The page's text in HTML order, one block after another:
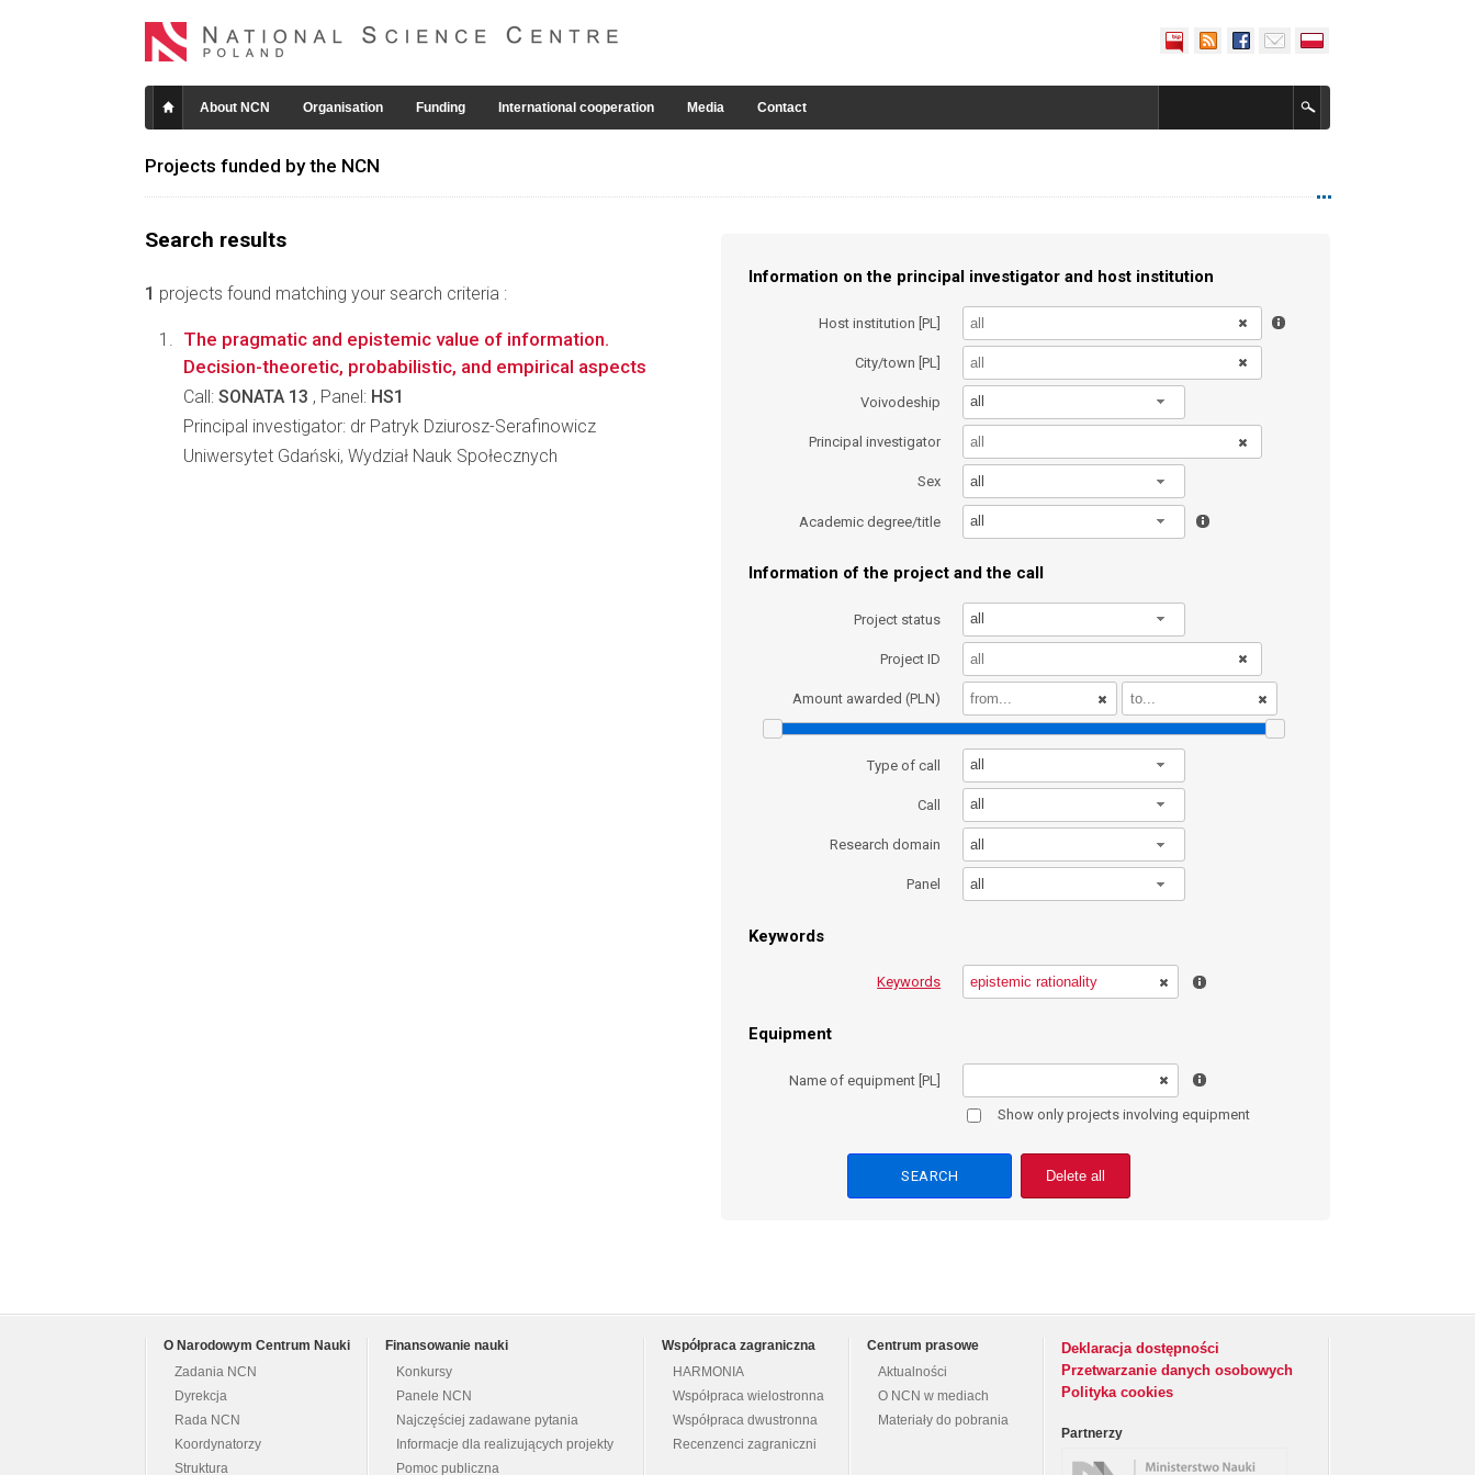
About NCN Organisation Funding International cooperation Media Contact
Projects funded by the NCN
Search results
1 projects found matching your search criteria :
Information on the principal investigator and host institution
Host institution [PL]
City/town [PL]
Voivodeship all
Principal investigator
Sex all
Academic degree/title all
Information of the project and the call
Project status all
Project ID
Amount awarded (PLN)
Type of call all
Call all
Research domain all
Panel all
Keywords
Keywords
Equipment
Name of equipment [PL]
Show only projects involving equipment
Delete all
The pragmatic and epistemic value of information.
Decision-theoretic, probabilistic, and empirical aspects
Call: SONATA 13 , Panel: HS1
Principal investigator: dr Patryk Dziurosz-Serafinowicz
Uniwersytet Gdański, Wydział Nauk Społecznych
O Narodowym Centrum Nauki
Zadania NCN
Dyrekcja
Rada NCN
Koordynatorzy
Struktura
Finansowanie nauki
Konkursy
Panele NCN
Najczęściej zadawane pytania
Informacje dla realizujących projekty
Pomoc publiczna
Współpraca zagraniczna
HARMONIA
Współpraca wielostronna
Współpraca dwustronna
Recenzenci zagraniczni
Centrum prasowe
Aktualności
O NCN w mediach
Materiały do pobrania
Deklaracja dostępności
Przetwarzanie danych osobowych
Polityka cookies
Partnerzy